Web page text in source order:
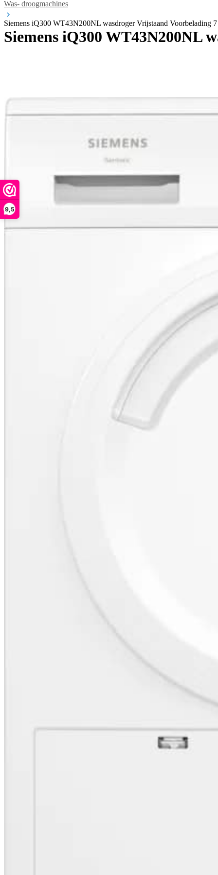
9,5
Was- droogmachines
Siemens iQ300 WT43N200NL wasdroger Vrijstaand Voorbelading
Siemens iQ300 WT43N200NL